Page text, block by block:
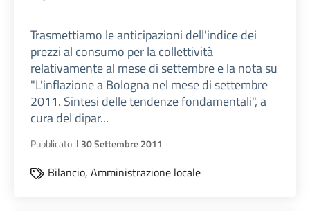
Trasmettiamo le anticipazioni dell'indice dei
prezzi al consumo per la collettività
relativamente al mese di settembre e la nota su
"L'inflazione a Bologna nel mese di settembre
2011. Sintesi delle tendenze fondamentali", a
cura del dipar...
Pubblicato il 30 Settembre 2011
Bilancio, Amministrazione locale